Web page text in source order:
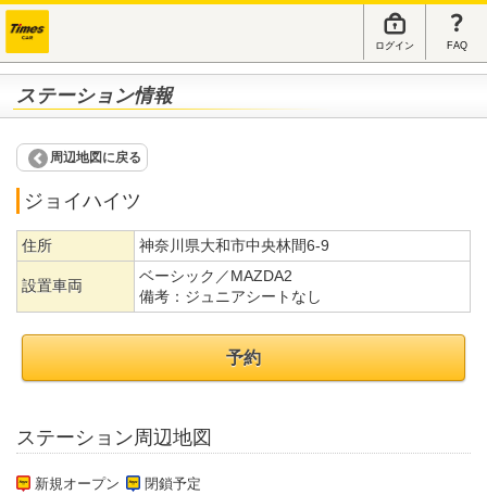
ログイン FAQ
ステーション情報
周辺地図に戻る
ジョイハイツ
住所 神奈川県大和市中央林間6-9
設置車両
ベーシック／MAZDA2
備考： ジュニアシートなし
予約
ステーション周辺地図
新規オープン 閉鎖予定